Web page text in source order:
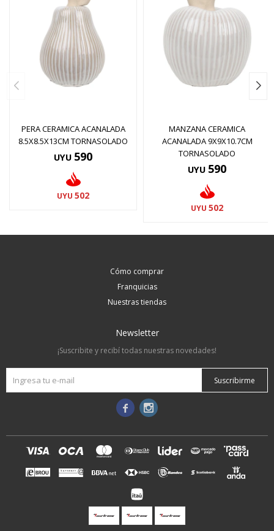
PERA CERAMICA ACANALADA
8.5X8.5X13CM TORNASOLADO
UYU 590
UYU 502
MANZANA CERAMICA
ACANALADA 9X9X10.7CM
TORNASOLADO
UYU 590
UYU 502
Cómo comprar
Franquicias
Nuestras tiendas
Newsletter
¡Suscribite y recibí todas nuestras novedades!
Suscribirme
 